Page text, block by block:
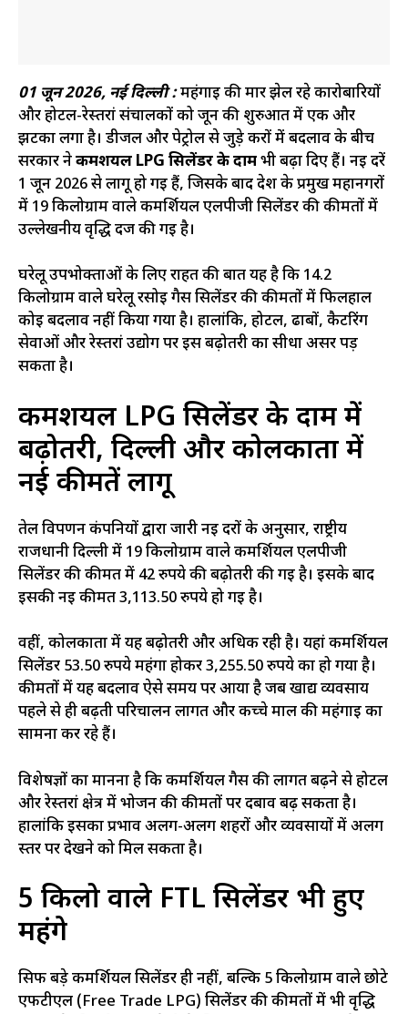
01 जून 2026, नई दिल्ली :महंगाई की मार झेल रहे कारोबारियों
और होटल-रेस्तरां संचालकों को जून की शुरुआत में एक और
झटका लगा है। डीजल और पेट्रोल से जुड़े करों में बदलाव के बीच
सरकार नेकमर्शियल LPG सिलेंडर के दामभी बढ़ा दिए हैं। नई दरें
1 जून 2026 से लागू हो गई हैं, जिसके बाद देश के प्रमुख महानगरों
में 19 किलोग्राम वाले कमर्शियल एलपीजी सिलेंडर की कीमतों में
उल्लेखनीय वृद्धि दर्ज की गई है।
घरेलू उपभोक्ताओं के लिए राहत की बात यह है कि 14.2
किलोग्राम वाले घरेलू रसोई गैस सिलेंडर की कीमतों में फिलहाल
कोई बदलाव नहीं किया गया है। हालांकि, होटल, ढाबों, कैटरिंग
सेवाओं और रेस्तरां उद्योग पर इस बढ़ोतरी का सीधा असर पड़
सकता है।
कमर्शियल LPG सिलेंडर के दाम में
बढ़ोतरी, दिल्ली और कोलकाता में
नई कीमतें लागू
तेल विपणन कंपनियों द्वारा जारी नई दरों के अनुसार, राष्ट्रीय
राजधानी दिल्ली में 19 किलोग्राम वाले कमर्शियल एलपीजी
सिलेंडर की कीमत में 42 रुपये की बढ़ोतरी की गई है। इसके बाद
इसकी नई कीमत 3,113.50 रुपये हो गई है।
वहीं, कोलकाता में यह बढ़ोतरी और अधिक रही है। यहां कमर्शियल
सिलेंडर 53.50 रुपये महंगा होकर 3,255.50 रुपये का हो गया है।
कीमतों में यह बदलाव ऐसे समय पर आया है जब खाद्य व्यवसाय
पहले से ही बढ़ती परिचालन लागत और कच्चे माल की महंगाई का
सामना कर रहे हैं।
विशेषज्ञों का मानना है कि कमर्शियल गैस की लागत बढ़ने से होटल
और रेस्तरां क्षेत्र में भोजन की कीमतों पर दबाव बढ़ सकता है।
हालांकि इसका प्रभाव अलग-अलग शहरों और व्यवसायों में अलग
स्तर पर देखने को मिल सकता है।
5 किलो वाले FTL सिलेंडर भी हुए
महंगे
सिर्फ बड़े कमर्शियल सिलेंडर ही नहीं, बल्कि 5 किलोग्राम वाले छोटे
एफटीएल (Free Trade LPG) सिलेंडर की कीमतों में भी वृद्धि